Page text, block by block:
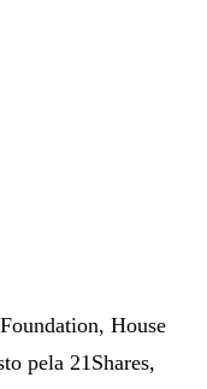
House
pela 21Shares,